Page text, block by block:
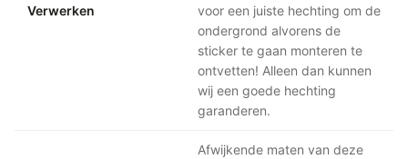
Verwerken
voor een juiste hechting om de
ondergrond alvorens de
sticker te gaan monteren te
ontvetten! Alleen dan kunnen
wij een goede hechting
garanderen.
Afwijkende maten van deze